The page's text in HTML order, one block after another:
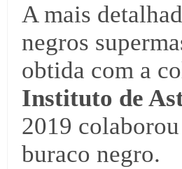
A mais
negros
obtida com a
Instituto de
2019
buraco negro.